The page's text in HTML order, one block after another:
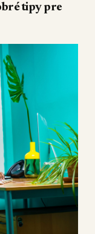
tipy pre